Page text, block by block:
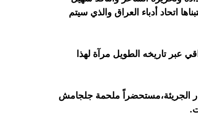
اتحاد أدباء العراق والذي سيتم
عبر تاريخه الطويل مرآة لهذا
الجريئة،مستحضراً ملحمة جلجامش